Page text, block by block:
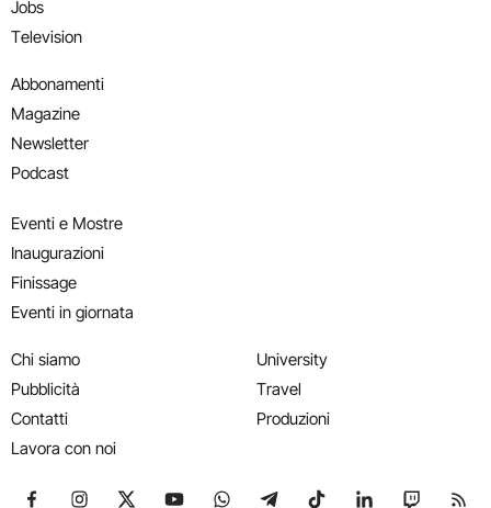
Jobs
Television
Abbonamenti
Magazine
Newsletter
Podcast
Eventi e Mostre
Inaugurazioni
Finissage
Eventi in giornata
Chi siamo
Pubblicità
Contatti
Lavora con noi
University
Travel
Produzioni
Seguici su Facebook
Seguici su Instagram
Seguici su X
Seguici su YouTube
Seguici su WhatsApp
Seguici su Telegram
Seguici su TikTok
Seguici su
Seguici